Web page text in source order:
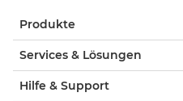
Produkte
Services & Lösungen
Hilfe & Support